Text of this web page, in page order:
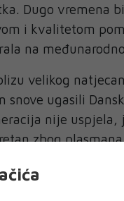
Dugo vremena
i kvalitetom
na
velikog
snove ugasili
nije uspjela,
zbog
Zmajeva.